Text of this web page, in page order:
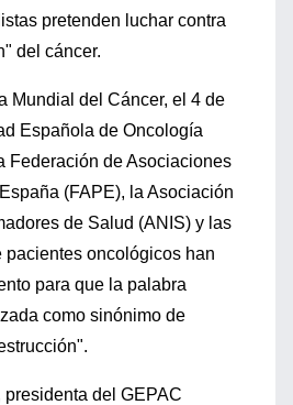
pretenden luchar contra
del cáncer.
Mundial del Cáncer, el 4 de
Española de Oncología
Federación de Asociaciones
(FAPE), la Asociación
de Salud (ANIS) y las
pacientes oncológicos han
para que la palabra
como sinónimo de
presidenta del GEPAC